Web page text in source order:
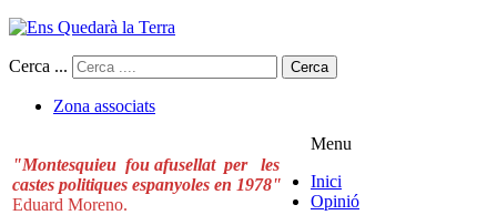
Cerca ... Cerca
Zona associats
"Montesquieu fou afusellat per les
castes politiques espanyoles en 1978"
Eduard Moreno.
Menu
Inici
Opinió